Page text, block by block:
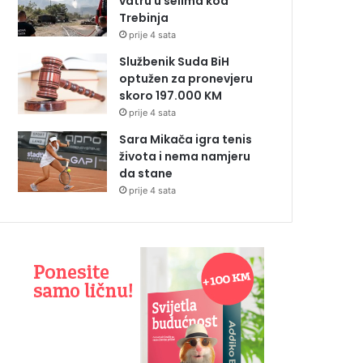
Trebinja
prije 4 sata
Službenik Suda BiH
optužen za pronevjeru
skoro 197.000 KM
prije 4 sata
Sara Mikača igra tenis
života i nema namjeru
da stane
prije 4 sata